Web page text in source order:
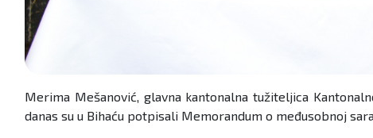
Merima Mešanović, glavna kantonalna tužiteljica
danas su u Bihaću potpisali Memorandum o međusobnoj